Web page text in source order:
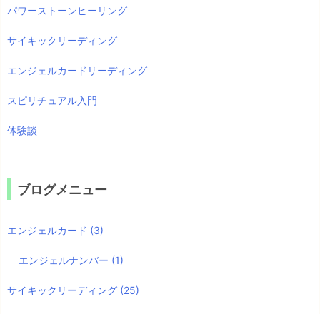
パワーストーンヒーリング
サイキックリーディング
エンジェルカードリーディング
スピリチュアル入門
体験談
ブログメニュー
エンジェルカード (3)
エンジェルナンバー (1)
サイキックリーディング (25)